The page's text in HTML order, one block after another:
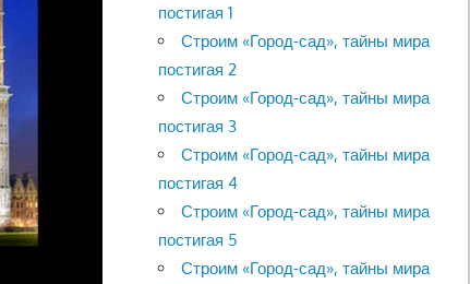
постигая 1
Строим «Город-сад», тайны мира
постигая 2
Строим «Город-сад», тайны мира
постигая 3
Строим «Город-сад», тайны мира
постигая 4
Строим «Город-сад», тайны мира
постигая 5
Строим «Город-сад», тайны мира